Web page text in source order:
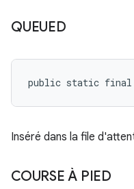
QUEUED
public static final
Inséré dans la file
COURSE À PIED